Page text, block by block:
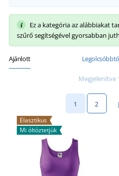
Ez a kategória az alábbiakat
szűrő segítségével gyorsabban
Ajánlott
Megjelenítve
1 2
Elasztikus
Mi öltöztetjük